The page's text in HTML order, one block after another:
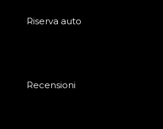
Riserva auto
Recensioni